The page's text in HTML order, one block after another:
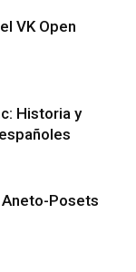
VK Open
Historia y
Posets